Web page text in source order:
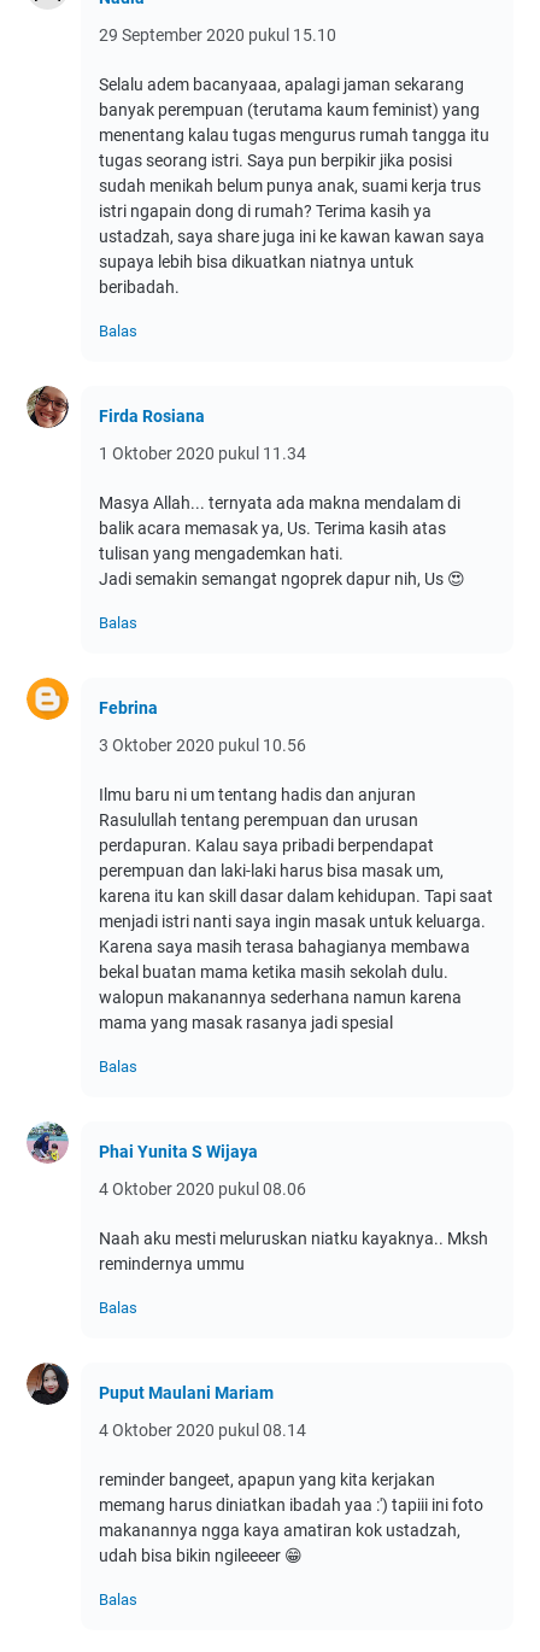
29 September 2020 pukul 15.10
Selalu adem bacanyaaa, apalagi jaman sekarang
banyak perempuan (terutama kaum feminist) yang
menentang kalau tugas mengurus rumah tangga itu
tugas seorang istri. Saya pun berpikir jika posisi
sudah menikah belum punya anak, suami kerja trus
istri ngapain dong di rumah? Terima kasih ya
ustadzah, saya share juga ini ke kawan kawan saya
supaya lebih bisa dikuatkan niatnya untuk
beribadah.
Balas
Firda Rosiana
1 Oktober 2020 pukul 11.34
Masya Allah... ternyata ada makna mendalam di
balik acara memasak ya, Us. Terima kasih atas
tulisan yang mengademkan hati.
Jadi semakin semangat ngoprek dapur nih, Us 😍
Balas
Febrina
3 Oktober 2020 pukul 10.56
Ilmu baru ni um tentang hadis dan anjuran
Rasulullah tentang perempuan dan urusan
perdapuran. Kalau saya pribadi berpendapat
perempuan dan laki-laki harus bisa masak um,
karena itu kan skill dasar dalam kehidupan. Tapi saat
menjadi istri nanti saya ingin masak untuk keluarga.
Karena saya masih terasa bahagianya membawa
bekal buatan mama ketika masih sekolah dulu.
walopun makanannya sederhana namun karena
mama yang masak rasanya jadi spesial
Balas
Phai Yunita S Wijaya
4 Oktober 2020 pukul 08.06
Naah aku mesti meluruskan niatku kayaknya.. Mksh
remindernya ummu
Balas
Puput Maulani Mariam
4 Oktober 2020 pukul 08.14
reminder bangeet, apapun yang kita kerjakan
memang harus diniatkan ibadah yaa :') tapiii ini foto
makanannya ngga kaya amatiran kok ustadzah,
udah bisa bikin ngileeeer 😁
Balas